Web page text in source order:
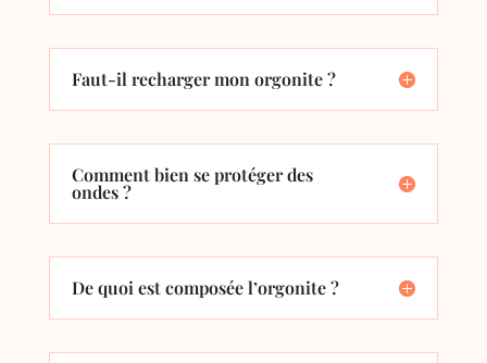
Faut-il recharger mon orgonite ?
Comment bien se protéger des
ondes ?
De quoi est composée l’orgonite ?